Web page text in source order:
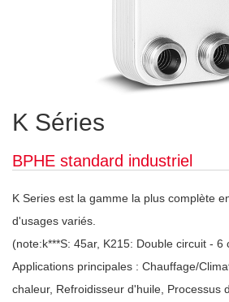
K Séries
BPHE standard industriel
K Series est la gamme la plus complète
d'usages variés.
(note:k***S: 45ar, K215: Double circuit - 6
Applications principales : Chauffage/
chaleur, Refroidisseur d'huile, Processus